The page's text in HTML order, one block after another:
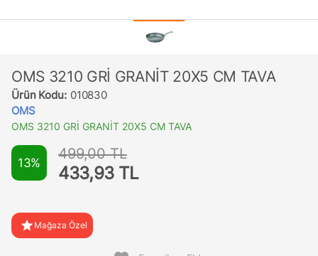
OMS 3210 GRİ GRANİT 20X5 CM TAVA
Ürün Kodu: 010830
OMS
OMS 3210 GRİ GRANİT 20X5 CM TAVA
13%
499,00 TL
433,93 TL
star Mağaza Özel